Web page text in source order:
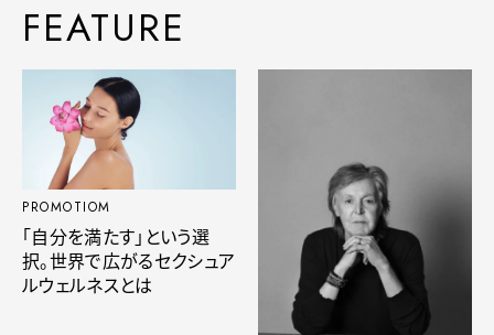
FEATURE
PROMOTIOM
「自分を満たす」という選
択。世界で広がるセクシュア
ルウェルネスとは